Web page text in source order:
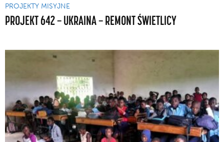
PROJEKTY MISYJNE
PROJEKT 642 — UKRAINA — REMONT ŚWIETLICY